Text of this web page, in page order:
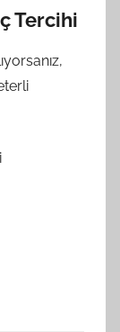
Tercihi